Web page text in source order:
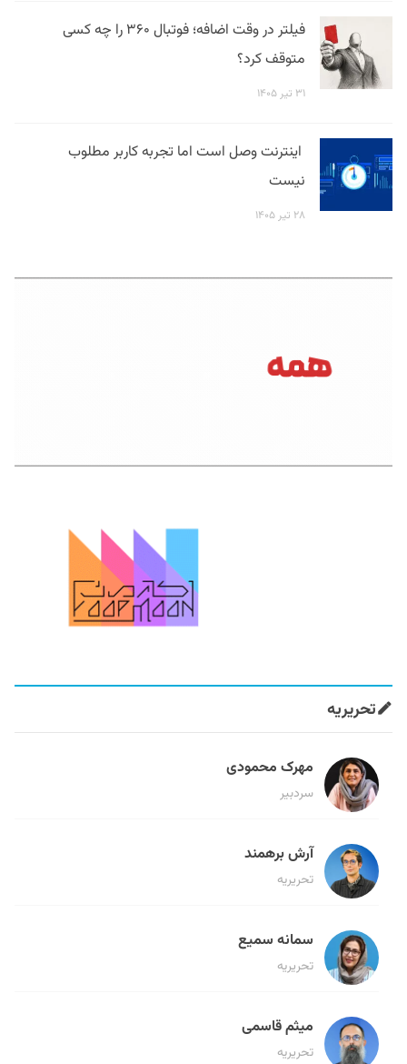
فیلتر در وقت اضافه؛ فوتبال ۳۶۰ را چه کسی
متوقف کرد؟
۳۱ تیر ۱۴۰۵
اینترنت وصل است اما تجربه کاربر مطلوب
نیست
۲۸ تیر ۱۴۰۵
تحریریه
مهرک محمودی
سردبیر
آرش برهمند
تحریریه
سمانه سمیع
تحریریه
میثم قاسمی
تحریریه